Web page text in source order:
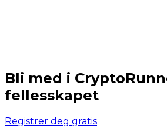
Bli med i
fellesskapet
Registrer deg gratis